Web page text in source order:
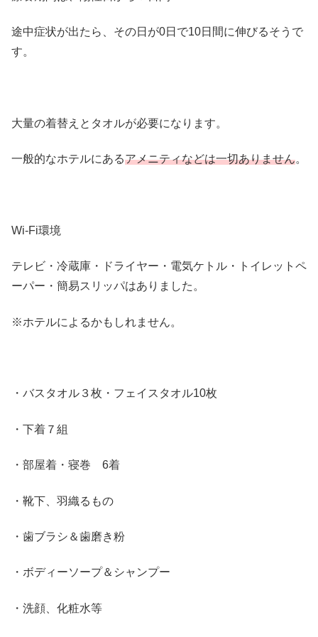
途中症状が出たら、その日が0日で10日間に伸びるそうで
す。
大量の着替えとタオルが必要になります。
一般的なホテルにあるアメニティなどは一切ありません。
Wi-Fi環境
テレビ・冷蔵庫・ドライヤー・電気ケトル・トイレットペ
ーパー・簡易スリッパはありました。
※ホテルによるかもしれません。
・バスタオル３枚・フェイスタオル10枚
・下着７組
・部屋着・寝巻 6着
・靴下、羽織るもの
・歯ブラシ＆歯磨き粉
・ボディーソープ＆シャンプー
・洗顔、化粧水等